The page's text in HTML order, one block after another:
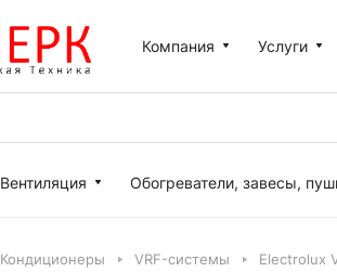
Компания Услуги
Вентиляция Обогреватели, завесы,
Кондиционеры VRF-системы Electrolux